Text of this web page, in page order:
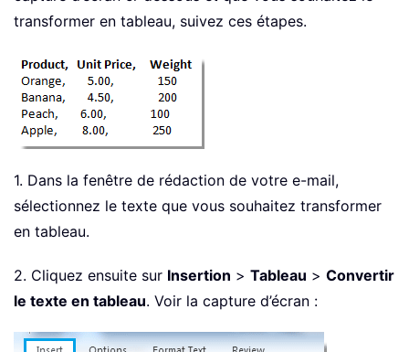
transformer en tableau, suivez ces étapes.
1. Dans la fenêtre de rédaction de votre e-mail,
sélectionnez le texte que vous souhaitez transformer
en tableau.
2. Cliquez ensuite sur Insertion > Tableau > Convertir
le texte en tableau. Voir la capture d’écran :